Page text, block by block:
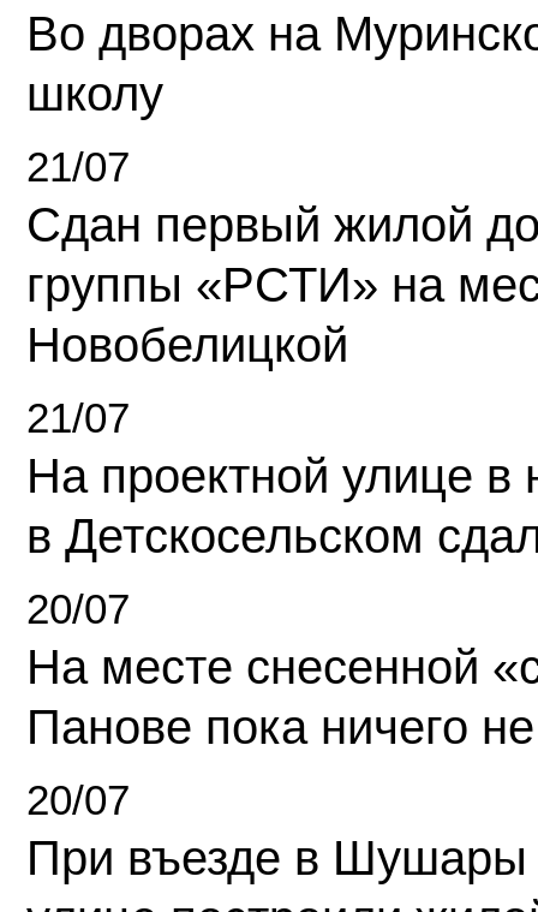
Во дворах на
школу
21/07
Сдан первый жилой
группы «РСТИ» на
Новобелицкой
21/07
На проектной улице
в Детскосельском
20/07
На месте снесенной
Панове пока ничего
20/07
При въезде в Шушары